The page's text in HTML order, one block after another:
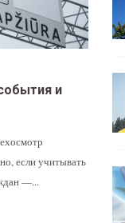
и
если учитывать
—...